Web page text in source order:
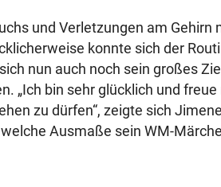
und Verletzungen am Gehirn
konnte sich der
nun auch noch sein großes
„Ich bin sehr glücklich und
zu dürfen“, zeigte sich
Ausmaße sein WM-